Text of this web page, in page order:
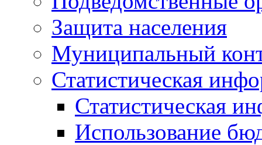
Защита населения
Муниципальный
Статистическая
Статистическая
Использование